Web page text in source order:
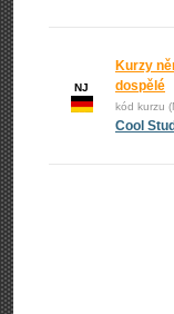
NJ
Kurzy
dospělé
kód kurzu
Cool